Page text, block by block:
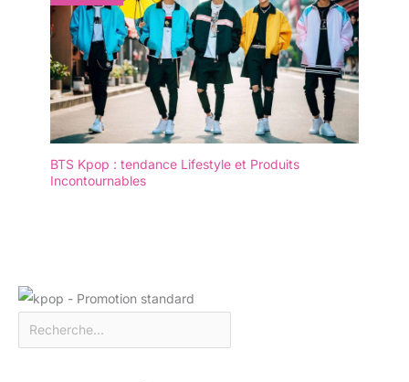
BTS Kpop : tendance Lifestyle et Produits
Incontournables